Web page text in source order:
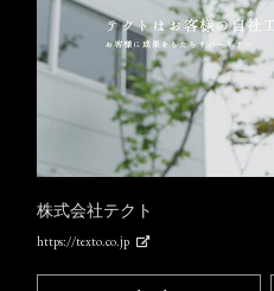
株式会社テクト
https://texto.co.jp